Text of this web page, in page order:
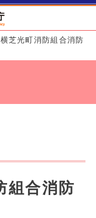
芝光町消防組合消防
組合消防